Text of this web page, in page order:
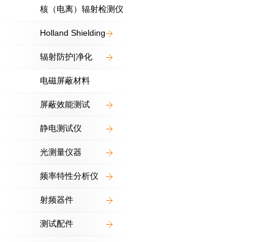
核（电离）辐射检测仪
Holland Shielding
辐射防护|净化
电磁屏蔽材料
屏蔽效能测试
静电测试仪
光测量仪器
频率特性分析仪
射频器件
测试配件